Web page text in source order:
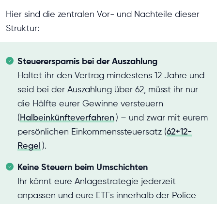
Hier sind die zentralen Vor- und Nachteile dieser
Struktur:
Steuerersparnis bei der Auszahlung
Haltet ihr den Vertrag mindestens 12 Jahre und
seid bei der Auszahlung über 62, müsst ihr nur
die Hälfte eurer Gewinne versteuern
( Halbeinkünfteverfahren ) – und zwar mit eurem
persönlichen Einkommenssteuersatz (62+12-
Regel ).
Keine Steuern beim Umschichten
Ihr könnt eure Anlagestrategie jederzeit
anpassen und eure ETFs innerhalb der Police